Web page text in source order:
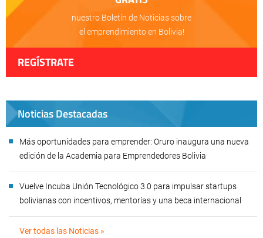
nuestro Boletín de Noticias sobre
el emprendimiento en Bolivia!
REGÍSTRATE
Noticias Destacadas
Más oportunidades para emprender: Oruro inaugura una nueva
edición de la Academia para Emprendedores Bolivia
Vuelve Incuba Unión Tecnológico 3.0 para impulsar startups
bolivianas con incentivos, mentorías y una beca internacional
Ver todas las Noticias »